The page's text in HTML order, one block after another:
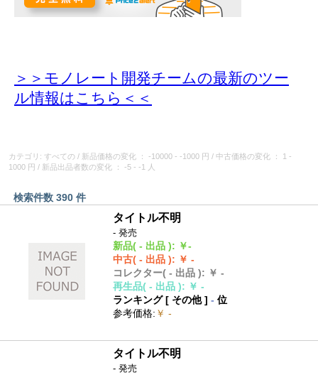
＞＞モノレート開発チームの最新のツー
ル情報はこちら＜＜
カテゴリ: すべての / 新品価格の変化 ： -10000 - -1000 円 / 中古価格の変化
： 1 -
1000 円
/ 新品出品者数の変化 ： -5 - -1 人
検索件数 390 件
タイトル不明
- 発売
新品( - 出品 ): ￥-
中古( - 出品 ): ￥ -
コレクター( - 出品 ): ￥ -
再生品( - 出品 ): ￥ -
ランキング [ その他]- 位
参考価格: ￥ -
タイトル不明
- 発売